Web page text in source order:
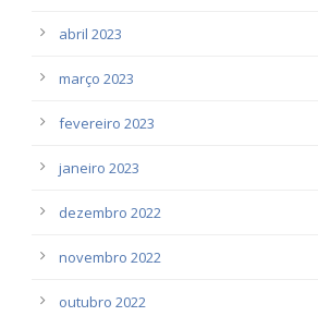
abril 2023
março 2023
fevereiro 2023
janeiro 2023
dezembro 2022
novembro 2022
outubro 2022